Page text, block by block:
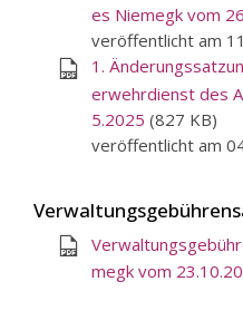
es Niemegk vom
veröffentlicht am
1.
erwehrdienst des
5.2025 (827 KB)
veröffentlicht am
megk vom